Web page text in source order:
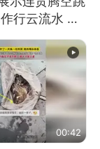
行云流水 节
友：怎么做
的？
00:42